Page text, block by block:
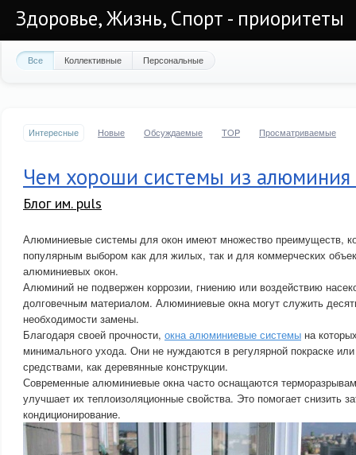
Здоровье, Жизнь, Спорт - приоритеты
Все Коллективные Персональные
Интересные Новые Обсуждаемые TOP Просматриваемые
Чем хороши системы из алюминия
Блог им. puls
Алюминиевые системы для окон имеют множество преимуществ,
популярным выбором как для жилых, так и для коммерческих
алюминиевых окон.
Алюминий не подвержен коррозии, гниению или воздействию
долговечным материалом. Алюминиевые окна могут служить
необходимости замены.
Благодаря своей прочности, окна алюминиевые системы на
минимального ухода. Они не нуждаются в регулярной покраске
средствами, как деревянные конструкции.
Современные алюминиевые окна часто оснащаются
улучшает их теплоизоляционные свойства. Это помогает снизить
кондиционирование.